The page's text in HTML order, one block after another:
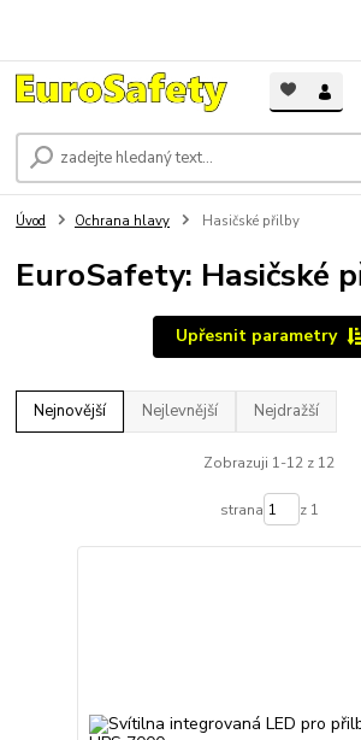
Úvod Ochrana hlavy Hasičské přilby
EuroSafety: Hasičské
Upřesnit parametry
Nejnovější Nejlevnější Nejdražší
Zobrazuji 1-12 z 12
strana z 1